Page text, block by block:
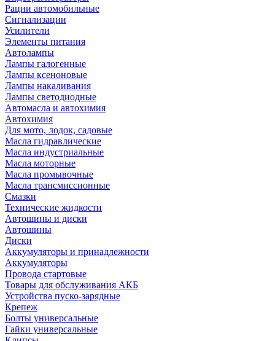
Рации автомобильные
Сигнализации
Усилители
Элементы питания
Автолампы
Лампы галогенные
Лампы ксеноновые
Лампы накаливания
Лампы светодиодные
Автомасла и автохимия
Автохимия
Для мото, лодок, садовые
Масла гидравлические
Масла индустриальные
Масла моторные
Масла промывочные
Масла трансмиссионные
Смазки
Технические жидкости
Автошины и диски
Автошины
Диски
Аккумуляторы и принадлежности
Аккумуляторы
Провода стартовые
Товары для обслуживания АКБ
Устройства пуско-зарядные
Крепеж
Болты универсальные
Гайки универсальные